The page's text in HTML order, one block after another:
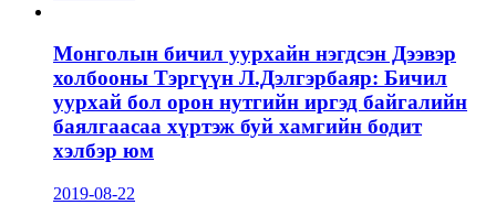
Монголын бичил уурхайн нэгдсэн Дээвэр
холбооны Тэргүүн Л.Дэлгэрбаяр: Бичил
уурхай бол орон нутгийн иргэд байгалийн
баялгаасаа хүртэж буй хамгийн бодит
хэлбэр юм
2019-08-22